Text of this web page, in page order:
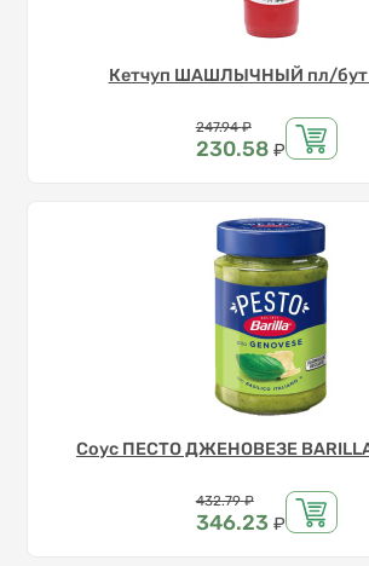
Кетчуп ШАШЛЫЧНЫЙ пл/бут
Цена
247.94 ₽
230.58 ₽
Соус ПЕСТО ДЖЕНОВЕЗЕ
Цена
432.79 ₽
346.23 ₽